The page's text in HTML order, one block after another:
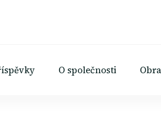
O společnosti